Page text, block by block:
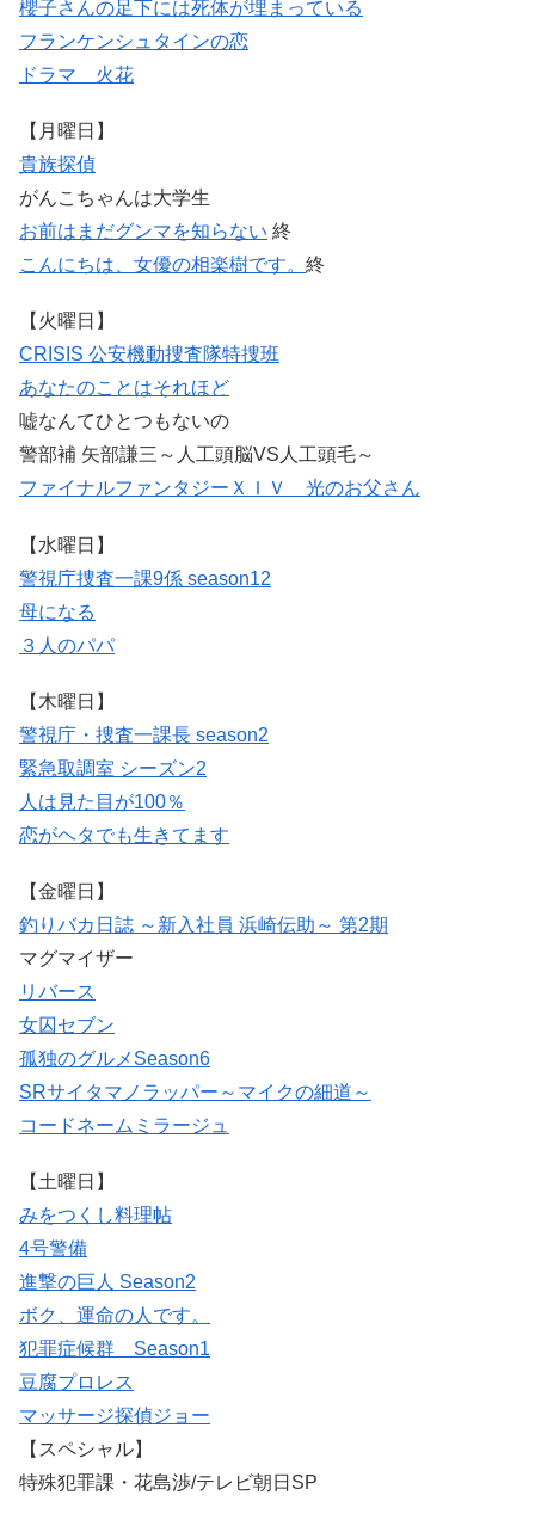
櫻子さんの足下には死体が埋まっている
フランケンシュタインの恋
ドラマ 火花
【月曜日】
貴族探偵
がんこちゃんは大学生
お前はまだグンマを知らない 終
こんにちは、女優の相楽樹です。 終
【火曜日】
CRISIS 公安機動捜査隊特捜班
あなたのことはそれほど
嘘なんてひとつもないの
警部補 矢部謙三～人工頭脳VS人工頭毛～
ファイナルファンタジーＸＩＶ 光のお父さん
【水曜日】
警視庁捜査一課9係 season12
母になる
３人のパパ
【木曜日】
警視庁・捜査一課長 season2
緊急取調室 シーズン2
人は見た目が100％
恋がヘタでも生きてます
【金曜日】
釣りバカ日誌 ～新入社員 浜崎伝助～ 第2期
マグマイザー
リバース
女囚セブン
孤独のグルメSeason6
SRサイタマノラッパー～マイクの細道～
コードネームミラージュ
【土曜日】
みをつくし料理帖
4号警備
進撃の巨人 Season2
ボク、運命の人です。
犯罪症候群 Season1
豆腐プロレス
マッサージ探偵ジョー
【スペシャル】
特殊犯罪課・花島渉/テレビ朝日SP